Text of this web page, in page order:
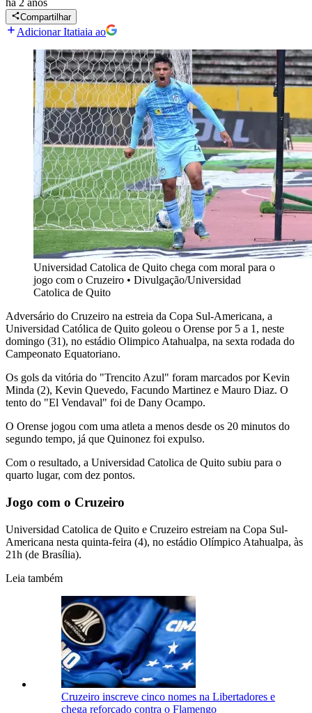
há 2 anos
Compartilhar
Adicionar Itatiaia ao
Universidad Catolica de Quito chega com moral para o
jogo com o Cruzeiro • Divulgação/Universidad
Catolica de Quito
Adversário do Cruzeiro na estreia da Copa Sul-Americana, a
Universidad Católica de Quito goleou o Orense por 5 a 1, neste
domingo (31), no estádio Olimpico Atahualpa, na sexta rodada do
Campeonato Equatoriano.
Os gols da vitória do "Trencito Azul" foram marcados por Kevin
Minda (2), Kevin Quevedo, Facundo Martinez e Mauro Diaz. O
tento do "El Vendaval" foi de Dany Ocampo.
O Orense jogou com uma atleta a menos desde os 20 minutos do
segundo tempo, já que Quinonez foi expulso.
Com o resultado, a Universidad Catolica de Quito subiu para o
quarto lugar, com dez pontos.
Jogo com o Cruzeiro
Universidad Catolica de Quito e Cruzeiro estreiam na Copa Sul-
Americana nesta quinta-feira (4), no estádio Olímpico Atahualpa, às
21h (de Brasília).
Leia também
Cruzeiro inscreve cinco nomes na Libertadores e
chega reforçado contra o Flamengo